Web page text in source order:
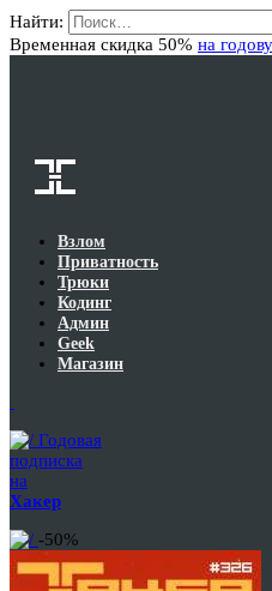
Найти:
Временная скидка 50% на
Взлом
Приватность
Трюки
Кодинг
Админ
Geek
Магазин
Годовая
подписка
на
Хакер
-50%